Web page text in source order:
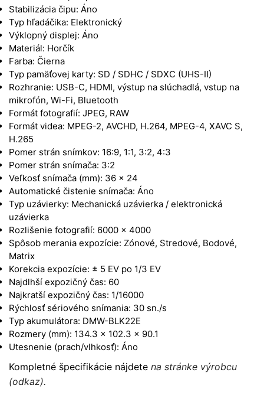
Stabilizácia čipu: Áno
Typ hľadáčika: Elektronický
Výklopný displej: Áno
Materiál: Horčík
Farba: Čierna
Typ pamäťovej karty: SD / SDHC / SDXC (UHS-II)
Rozhranie: USB-C, HDMI, výstup na slúchadlá, vstup na
mikrofón, Wi-Fi, Bluetooth
Formát fotografií: JPEG, RAW
Formát videa: MPEG-2, AVCHD, H.264, MPEG-4, XAVC S,
H.265
Pomer strán snímkov: 16:9, 1:1, 3:2, 4:3
Pomer strán snímača: 3:2
Veľkosť snímača (mm): 36 x 24
Automatické čistenie snímača: Áno
Typ uzávierky: Mechanická uzávierka / elektronická
uzávierka
Rozlišenie fotografií: 6000 x 4000
Spôsob merania expozície: Zónové, Stredové, Bodové,
Matrix
Korekcia expozície: ± 5 EV po 1/3 EV
Najdlhší expozičný čas: 60
Najkratší expozičný čas: 1/16000
Rýchlosť sériového snímania: 30 sn./s
Typ akumulátora: DMW-BLK22E
Rozmery (mm): 134.3 x 102.3 x 90.1
Utesnenie (prach/vlhkosť): Áno
Kompletné špecifikácie nájdete na stránke výrobcu
(odkaz).